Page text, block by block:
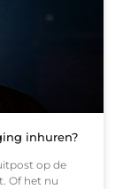
inhuren?
op de
Of het nu